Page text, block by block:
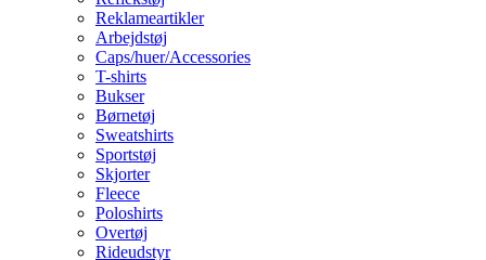
Reklameartikler
Arbejdstøj
Caps/huer/Accessories
T-shirts
Bukser
Børnetøj
Sweatshirts
Sportstøj
Skjorter
Fleece
Poloshirts
Overtøj
Rideudstyr